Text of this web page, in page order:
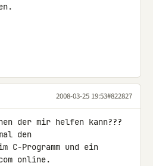
2008-03-25 19:53#822827
der mir helfen kann???
den
C-Programm und ein
online.